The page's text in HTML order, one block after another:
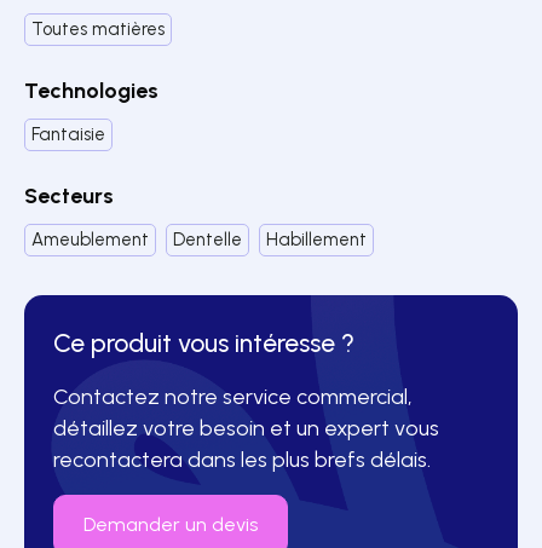
Toutes matières
Technologies
Fantaisie
Secteurs
Ameublement Dentelle Habillement
Ce produit vous intéresse ?
Contactez notre service commercial,
détaillez votre besoin et un expert vous
recontactera dans les plus brefs délais.
Demander un devis